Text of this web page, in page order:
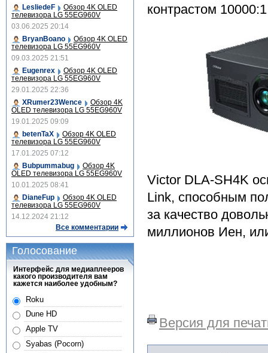
контрастом
Victor DLA-SH4K
Link, способным
за качество
миллионов Иен,
Версия для
LesliedeF
Обзор 4K OLED
телевизора LG 55EG960V
03.06.2025 20:14
BryanBoano
Обзор 4K OLED
телевизора LG 55EG960V
09.03.2025 21:51
Eugenrex
Обзор 4K OLED
телевизора LG 55EG960V
29.01.2025 22:36
XRumer23Wence
Обзор 4K
OLED телевизора LG 55EG960V
19.01.2025 09:09
betenTaX
Обзор 4K OLED
телевизора LG 55EG960V
17.01.2025 07:12
Bubpummabug
Обзор 4K
OLED телевизора LG 55EG960V
10.01.2025 08:41
DianeFup
Обзор 4K OLED
телевизора LG 55EG960V
14.12.2024 21:12
Все комментарии
Голосование
Интерфейс для медиаплееров
какого производителя вам
кажется наиболее удобным?
Roku
Dune HD
Apple TV
Syabas (Pocorn)